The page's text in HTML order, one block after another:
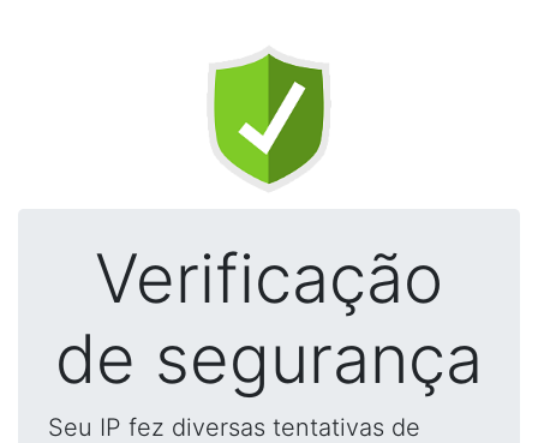
Verificação
de segurança
Seu IP fez diversas tentativas de